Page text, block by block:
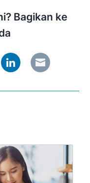
Bagikan ke